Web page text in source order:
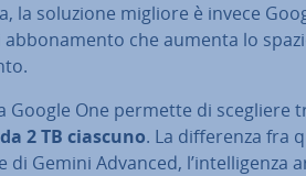
la soluzione migliore è invece
che aumenta lo
Google One permette di scegliere
2 TB ciascuno. La dif­fe­ren­za fra
di Gemini Advanced, l’in­tel­li­gen­za